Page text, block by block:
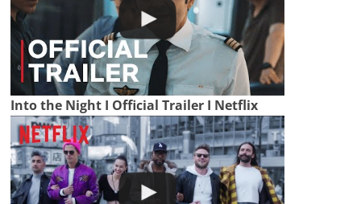
Into the Night I Official Trailer I Netflix